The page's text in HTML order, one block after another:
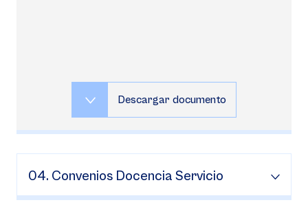
Descargar documento
04. Convenios Docencia Servicio